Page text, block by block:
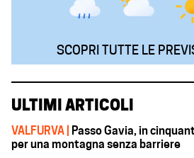
SCOPRI TUTTE LE
ULTIMI ARTICOLI
VALFURVA |
Passo Gavia, in
per una montagna senza barriere